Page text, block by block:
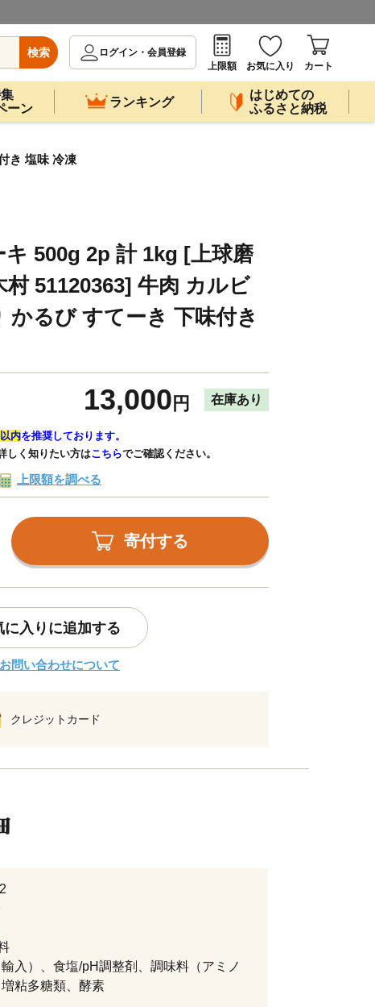
検索
ログイン・会員登録
上限額
お気に入り カート
ーン
ランキング
はじめての
ふるさと納税
き 塩味 冷凍
500g 2p 計 1kg [上球磨
村 51120363] 牛肉 カルビ
かるび すてーき 下味付き
13,000 円 在庫あり
内を推奨しております。
しく知りたい方はこちらでご確認ください。
上限額を調べる
寄付する
に入りに追加する
お問い合わせについて
クレジットカード
入）、食塩/pH調整剤、調味料（アミノ
粘多糖類、酵素